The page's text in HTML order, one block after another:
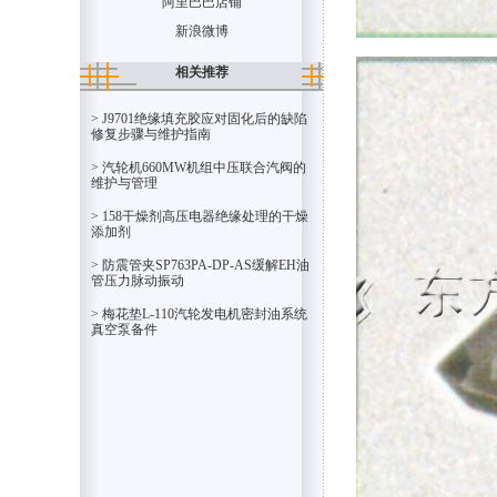
新浪微博
相关推荐
> J9701绝缘填充胶应对固化后的缺陷
修复步骤与维护指南
> 汽轮机660MW机组中压联合汽阀的
维护与管理
> 158干燥剂高压电器绝缘处理的干燥
添加剂
> 防震管夹SP763PA-DP-AS缓解EH油
管压力脉动振动
> 梅花垫L-110汽轮发电机密封油系统
真空泵备件